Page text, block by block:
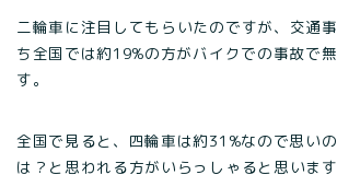
二輪車に注目してもらいたのですが、交通
ち全国では約19%の方がバイクでの事故で
す。
全国で見ると、四輪車は約31%なので思い
は？と思われる方がいらっしゃると思います